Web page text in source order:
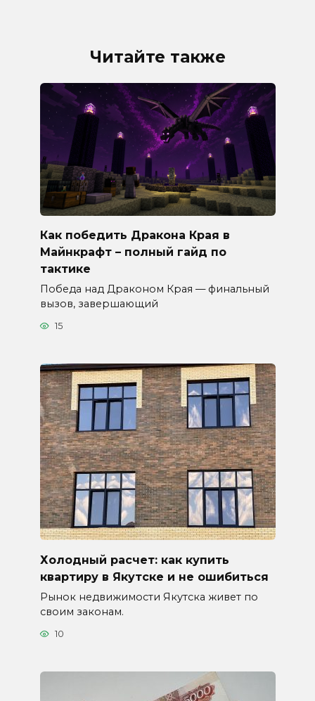
Читайте также
Как победить Дракона Края в
Майнкрафт – полный гайд по
тактике
Победа над Драконом Края — финальный
вызов, завершающий
15
Холодный расчет: как купить
квартиру в Якутске и не ошибиться
Рынок недвижимости Якутска живет по
своим законам.
10